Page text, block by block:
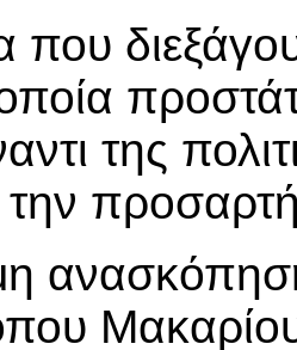
της
την